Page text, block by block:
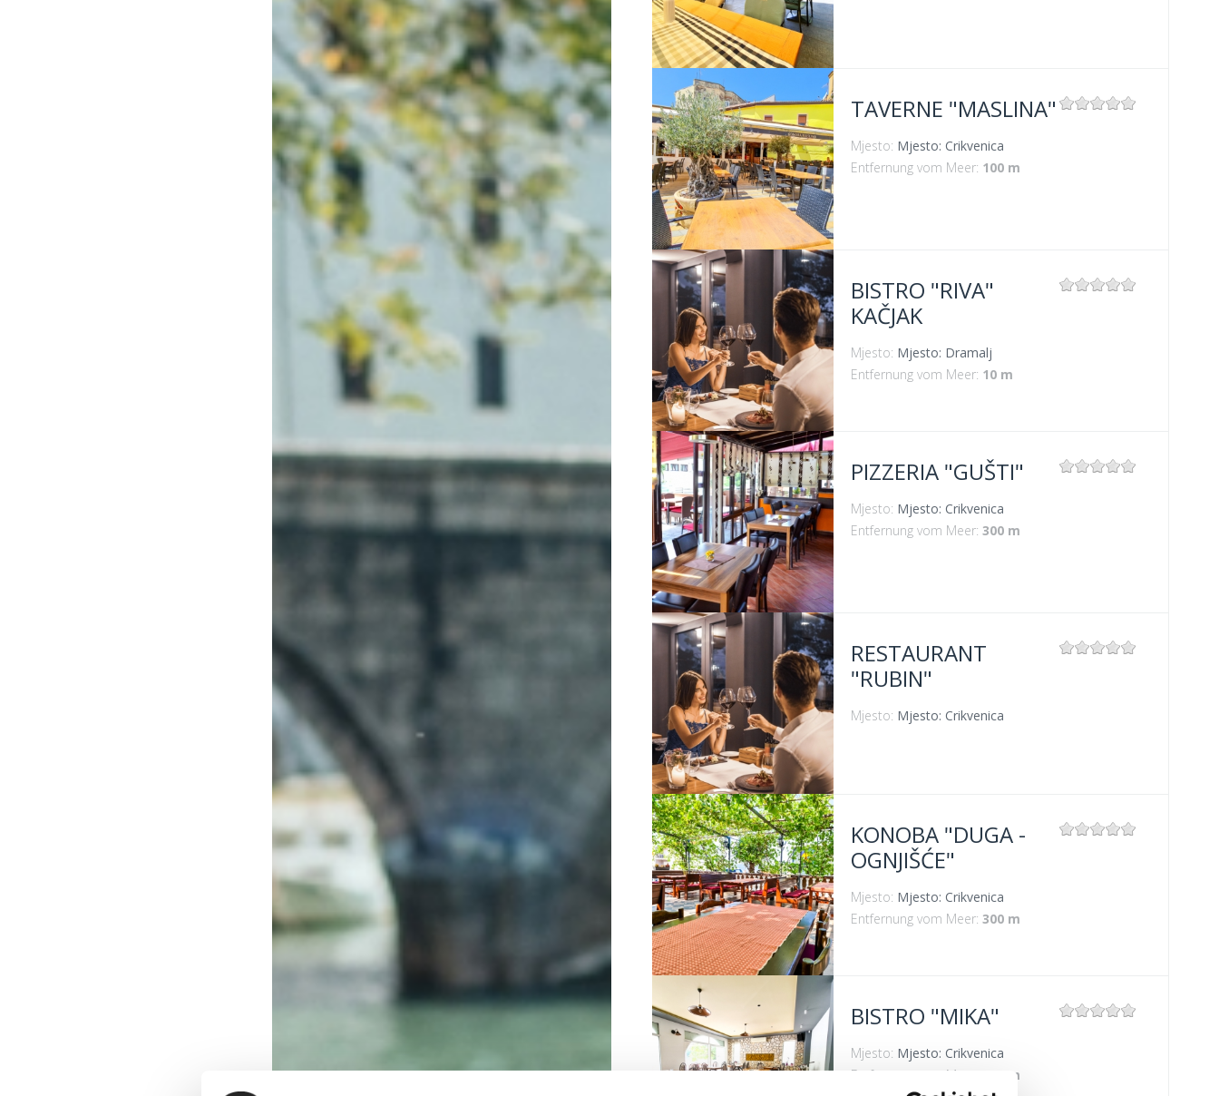
VIŠE INFORMACIJA
TAVERNE "MASLINA"
Mjesto: Mjesto: Crikvenica
Entfernung vom Meer: 100 m
VIŠE INFORMACIJA
BISTRO "RIVA"
KAČJAK
Mjesto: Mjesto: Dramalj
Entfernung vom Meer: 10 m
VIŠE INFORMACIJA
PIZZERIA "GUŠTI"
Mjesto: Mjesto: Crikvenica
Entfernung vom Meer: 300 m
RESTAURANT
"RUBIN"
Mjesto: Mjesto: Crikvenica
KONOBA "DUGA -
OGNJIŠĆE"
Mjesto: Mjesto: Crikvenica
Entfernung vom Meer: 300 m
BISTRO "MIKA"
Mjesto: Mjesto: Crikvenica
Entfernung vom Meer:
400 m